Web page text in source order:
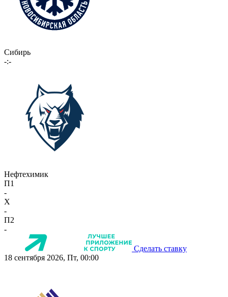
Сибирь
-:-
Нефтехимик
П1
-
X
-
П2
-
Сделать ставку
18 сентября 2026, Пт, 00:00